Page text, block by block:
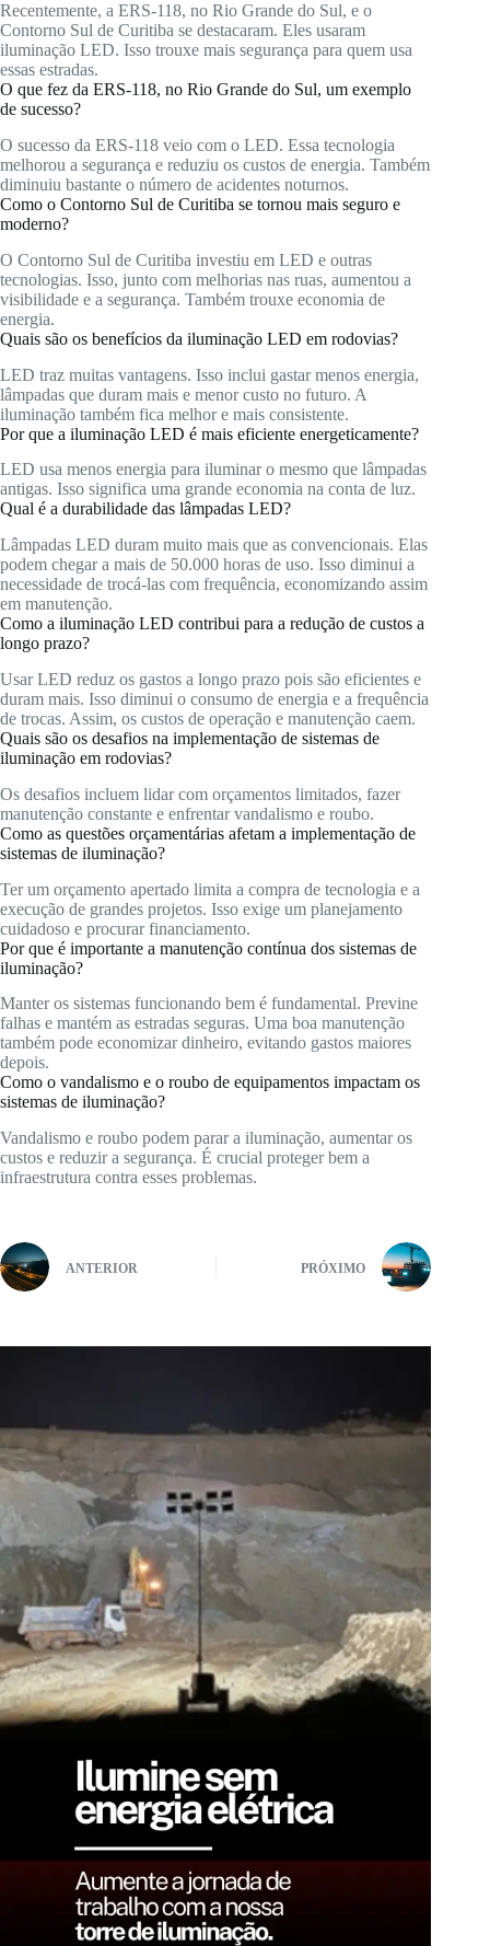
Recentemente, a ERS-118, no Rio Grande do Sul, e o
Contorno Sul de Curitiba se destacaram. Eles usaram
iluminação LED. Isso trouxe mais segurança para quem usa
essas estradas.
O que fez da ERS-118, no Rio Grande do Sul, um exemplo
de sucesso?
O sucesso da ERS-118 veio com o LED. Essa tecnologia
melhorou a segurança e reduziu os custos de energia. Também
diminuiu bastante o número de acidentes noturnos.
Como o Contorno Sul de Curitiba se tornou mais seguro e
moderno?
O Contorno Sul de Curitiba investiu em LED e outras
tecnologias. Isso, junto com melhorias nas ruas, aumentou a
visibilidade e a segurança. Também trouxe economia de
energia.
Quais são os benefícios da iluminação LED em rodovias?
LED traz muitas vantagens. Isso inclui gastar menos energia,
lâmpadas que duram mais e menor custo no futuro. A
iluminação também fica melhor e mais consistente.
Por que a iluminação LED é mais eficiente energeticamente?
LED usa menos energia para iluminar o mesmo que lâmpadas
antigas. Isso significa uma grande economia na conta de luz.
Qual é a durabilidade das lâmpadas LED?
Lâmpadas LED duram muito mais que as convencionais. Elas
podem chegar a mais de 50.000 horas de uso. Isso diminui a
necessidade de trocá-las com frequência, economizando assim
em manutenção.
Como a iluminação LED contribui para a redução de custos a
longo prazo?
Usar LED reduz os gastos a longo prazo pois são eficientes e
duram mais. Isso diminui o consumo de energia e a frequência
de trocas. Assim, os custos de operação e manutenção caem.
Quais são os desafios na implementação de sistemas de
iluminação em rodovias?
Os desafios incluem lidar com orçamentos limitados, fazer
manutenção constante e enfrentar vandalismo e roubo.
Como as questões orçamentárias afetam a implementação de
sistemas de iluminação?
Ter um orçamento apertado limita a compra de tecnologia e a
execução de grandes projetos. Isso exige um planejamento
cuidadoso e procurar financiamento.
Por que é importante a manutenção contínua dos sistemas de
iluminação?
Manter os sistemas funcionando bem é fundamental. Previne
falhas e mantém as estradas seguras. Uma boa manutenção
também pode economizar dinheiro, evitando gastos maiores
depois.
Como o vandalismo e o roubo de equipamentos impactam os
sistemas de iluminação?
Vandalismo e roubo podem parar a iluminação, aumentar os
custos e reduzir a segurança. É crucial proteger bem a
infraestrutura contra esses problemas.
ANTERIOR PRÓXIMO